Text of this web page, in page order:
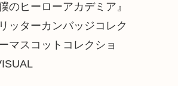
のヒーローアカデミア』
ッターカンバッジコレク
マスコットコレクショ